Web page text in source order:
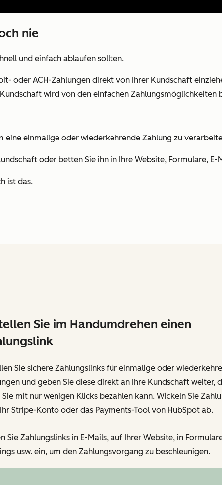
nie
und einfach ablaufen sollten.
oder ACH-Zahlungen direkt von Ihrer Kundschaft
wird von den einfachen Zahlungsmöglichkeiten
eine einmalige oder wiederkehrende Zahlung zu
oder betten Sie ihn in Ihre Website, Formulare, E-
ist das.
Sie im Handumdrehen einen
Sie sichere Zahlungslinks für einmalige oder
und geben Sie diese direkt an Ihre Kundschaft weiter,
Sie mit nur wenigen Klicks bezahlen kann. Wickeln Sie
Stripe-Konto oder das Payments-Tool von HubSpot ab.
Sie Zahlungslinks in E-Mails, auf Ihrer Website, in
usw. ein, um den Zahlungsvorgang zu beschleunigen.